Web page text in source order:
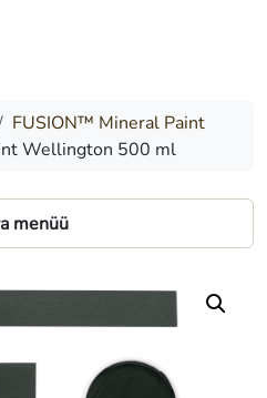
FUSION™ Mineral Paint
Wellington 500 ml
menüü